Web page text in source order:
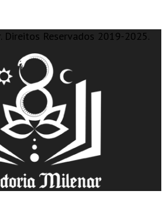
Direitos Reservados 2019-2025.